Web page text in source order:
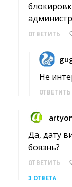
ОТВЕТИТЬ
Не
ОТВЕТИТЬ
Да, дату
боязнь?
ОТВЕТИТЬ
3 ОТВЕТА